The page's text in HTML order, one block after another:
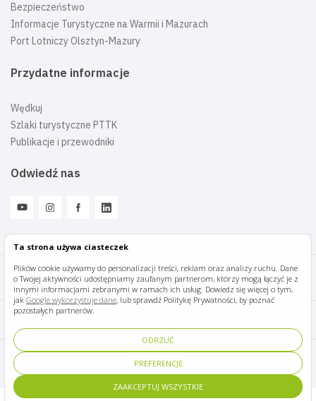
Ta strona używa ciasteczek
Plików cookie używamy do personalizacji treści, reklam oraz analizy ruchu. Dane
o Twojej aktywności udostępniamy zaufanym partnerom, którzy mogą łączyć je z
innymi informacjami zebranymi w ramach ich usług. Dowiedz się więcej o tym,
jak Google wykorzystuje dane, lub sprawdź Politykę Prywatności, by poznać
pozostałych partnerów.
ODRZUĆ
PREFERENCJE
ZAAKCEPTUJ WSZYSTKIE
Bezpieczeństwo
Informacje Turystyczne na Warmii i Mazurach
Port Lotniczy Olsztyn-Mazury
Przydatne informacje
Wędkuj
Szlaki turystyczne PTTK
Publikacje i przewodniki
Odwiedź nas
Mazury Travel © 2026
Polityka prywatności